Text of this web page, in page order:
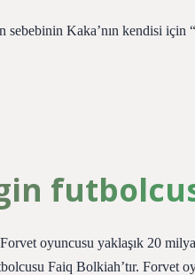
sebebinin Kaka’nın kendisi
oyuncusu yaklaşık 20
Faiq Bolkiah’tır. Forvet